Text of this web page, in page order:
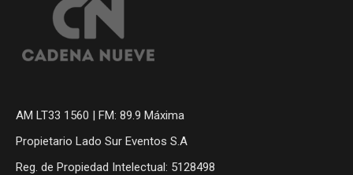
AM LT33 1560 | FM: 89.9 Máxima
Propietario Lado Sur Eventos S.A
Reg. de Propiedad Intelectual: 5128498